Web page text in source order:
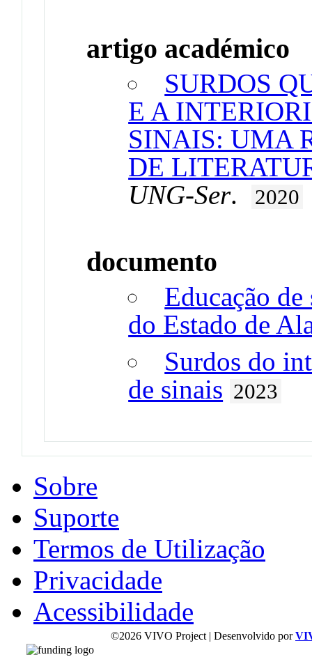
artigo académico
SURDOS
E A
SINAIS: UMA
DE
UNG-Ser. 2020
documento
Educação
do Estado de
Surdos do
de sinais 2023
Sobre
Suporte
Termos de Utilização
Privacidade
Acessibilidade
©2026 VIVO Project | Desenvolvido por